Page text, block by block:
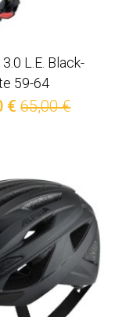
L.E. Black-
59-64
€ 65,00 €